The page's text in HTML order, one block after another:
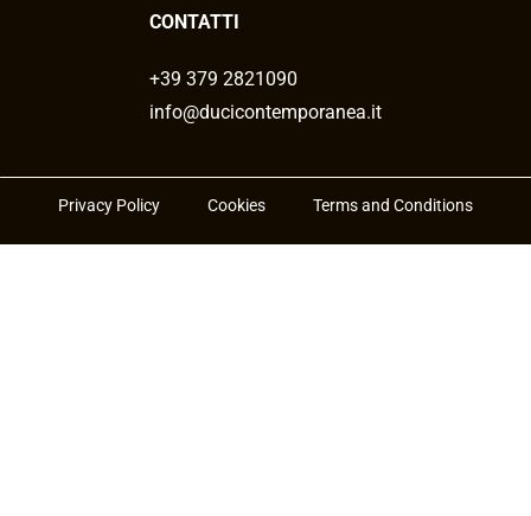
CONTATTI
+39 379 2821090
info@ducicontemporanea.it
Privacy Policy Cookies Terms and Conditions